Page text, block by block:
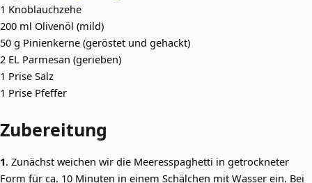
1 Knoblauchzehe
200 ml Olivenöl (mild)
50 g Pinienkerne (geröstet und gehackt)
2 EL Parmesan (gerieben)
1 Prise Salz
1 Prise Pfeffer
Zubereitung
1. Zunächst weichen wir die Meeresspaghetti in getrockneter
Form für ca. 10 Minuten in einem Schälchen mit Wasser ein. Bei